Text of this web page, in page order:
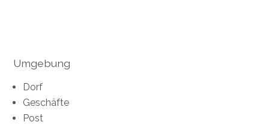
Umgebung
Dorf
Geschäfte
Post